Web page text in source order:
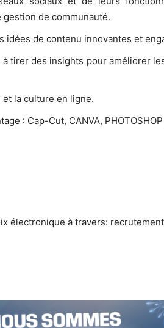
de communauté.
idées de contenu innovantes et
tirer des insights pour améliorer
et la culture en ligne.
: Cap-Cut, CANVA,
électronique à travers: